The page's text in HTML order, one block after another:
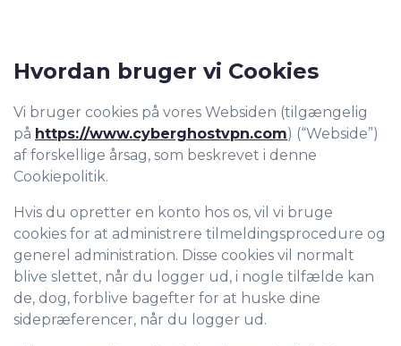
Hvordan bruger vi Cookies
Vi bruger cookies på vores Websiden (tilgængelig
på https://www.cyberghostvpn.com) (“Webside”)
af forskellige årsag, som beskrevet i denne
Cookiepolitik.
Hvis du opretter en konto hos os, vil vi bruge
cookies for at administrere tilmeldingsprocedure og
generel administration. Disse cookies vil normalt
blive slettet, når du logger ud, i nogle tilfælde kan
de, dog, forblive bagefter for at huske dine
sidepræferencer, når du logger ud.